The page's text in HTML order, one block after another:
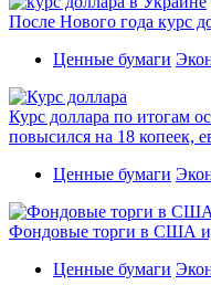
После Нового года курс
Ценные бумаги
Курс доллара по итогам
повысился на 18 копеек,
Ценные бумаги
Фондовые торги в США
Ценные бумаги